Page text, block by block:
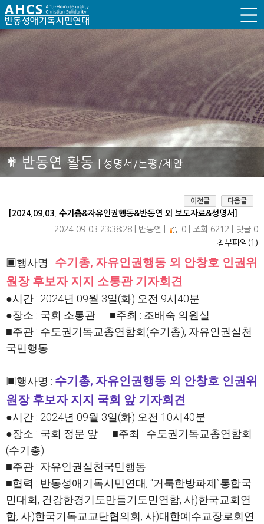
✟ 반동연 활동 | 성명서/논평/제안
이전글 다음글
[2024.09.03. 수기총&자유인권행동&반동연 외 보도자료&성명서]
2024-09-03 23:38:28
반동연 0 조회 6212
덧글 0
첨부파일(1)
▣행사명 : 수기총, 자유인권행동 외 안창호 인권위
원장 후보자 지지 소통관 기자회견
●시간 : 2024년 09월 3일(화) 오전 9시40분
●장소 : 국회 소통관 ■주최 : 조배숙 의원실
■주관 : 수도권기독교총연합회(수기총), 자유인권실천
국민행동
▣행사명 : 수기총, 자유인권행동 외 안창호 인권위
원장 후보자 지지 국회 앞 기자회견
●시간 : 2024년 09월 3일(화) 오전 10시40분
●장소 : 국회 정문 앞 ■주최 : 수도권기독교총연합회
(수기총)
■주관 : 자유인권실천국민행동
■협력 : 반동성애기독시민연대, “거룩한방파제”통합국
민대회, 건강한경기도만들기도민연합, 사)한국교회연
합, 사)한국기독교교단협의회, 사)대한예수교장로회연